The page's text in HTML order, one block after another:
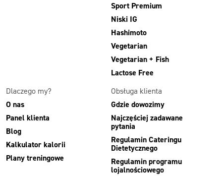
Sport Premium
Niski IG
Hashimoto
Vegetarian
Vegetarian + Fish
Lactose Free
Dlaczego my?
O nas
Panel klienta
Blog
Kalkulator kalorii
Plany treningowe
Obsługa klienta
Gdzie dowozimy
Najczęściej zadawane
pytania
Regulamin Cateringu
Dietetycznego
Regulamin programu
lojalnościowego